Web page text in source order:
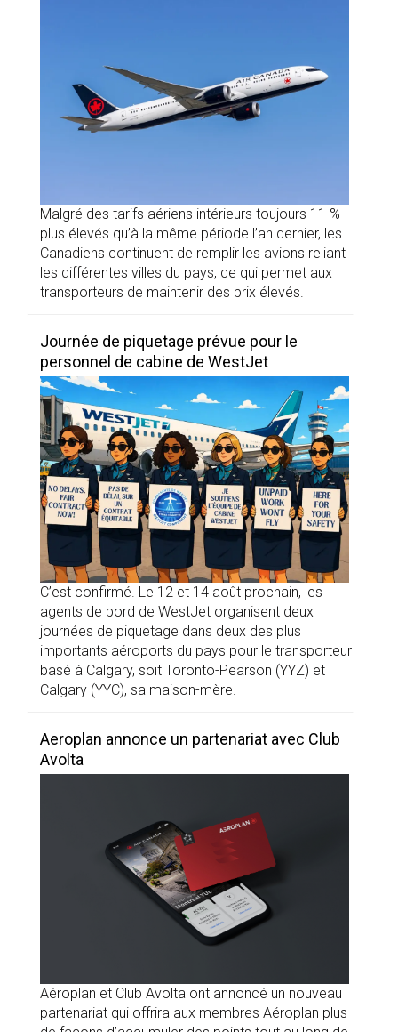
Malgré des tarifs aériens intérieurs toujours 11 %
plus élevés qu’à la même période l’an dernier, les
Canadiens continuent de remplir les avions reliant
les différentes villes du pays, ce qui permet aux
transporteurs de maintenir des prix élevés.
Journée de piquetage prévue pour le
personnel de cabine de WestJet
C’est confirmé. Le 12 et 14 août prochain, les
agents de bord de WestJet organisent deux
journées de piquetage dans deux des plus
importants aéroports du pays pour le transporteur
basé à Calgary, soit Toronto-Pearson (YYZ) et
Calgary (YYC), sa maison-mère.
Aeroplan annonce un partenariat avec Club
Avolta
Aéroplan et Club Avolta ont annoncé un nouveau
partenariat qui offrira aux membres Aéroplan plus